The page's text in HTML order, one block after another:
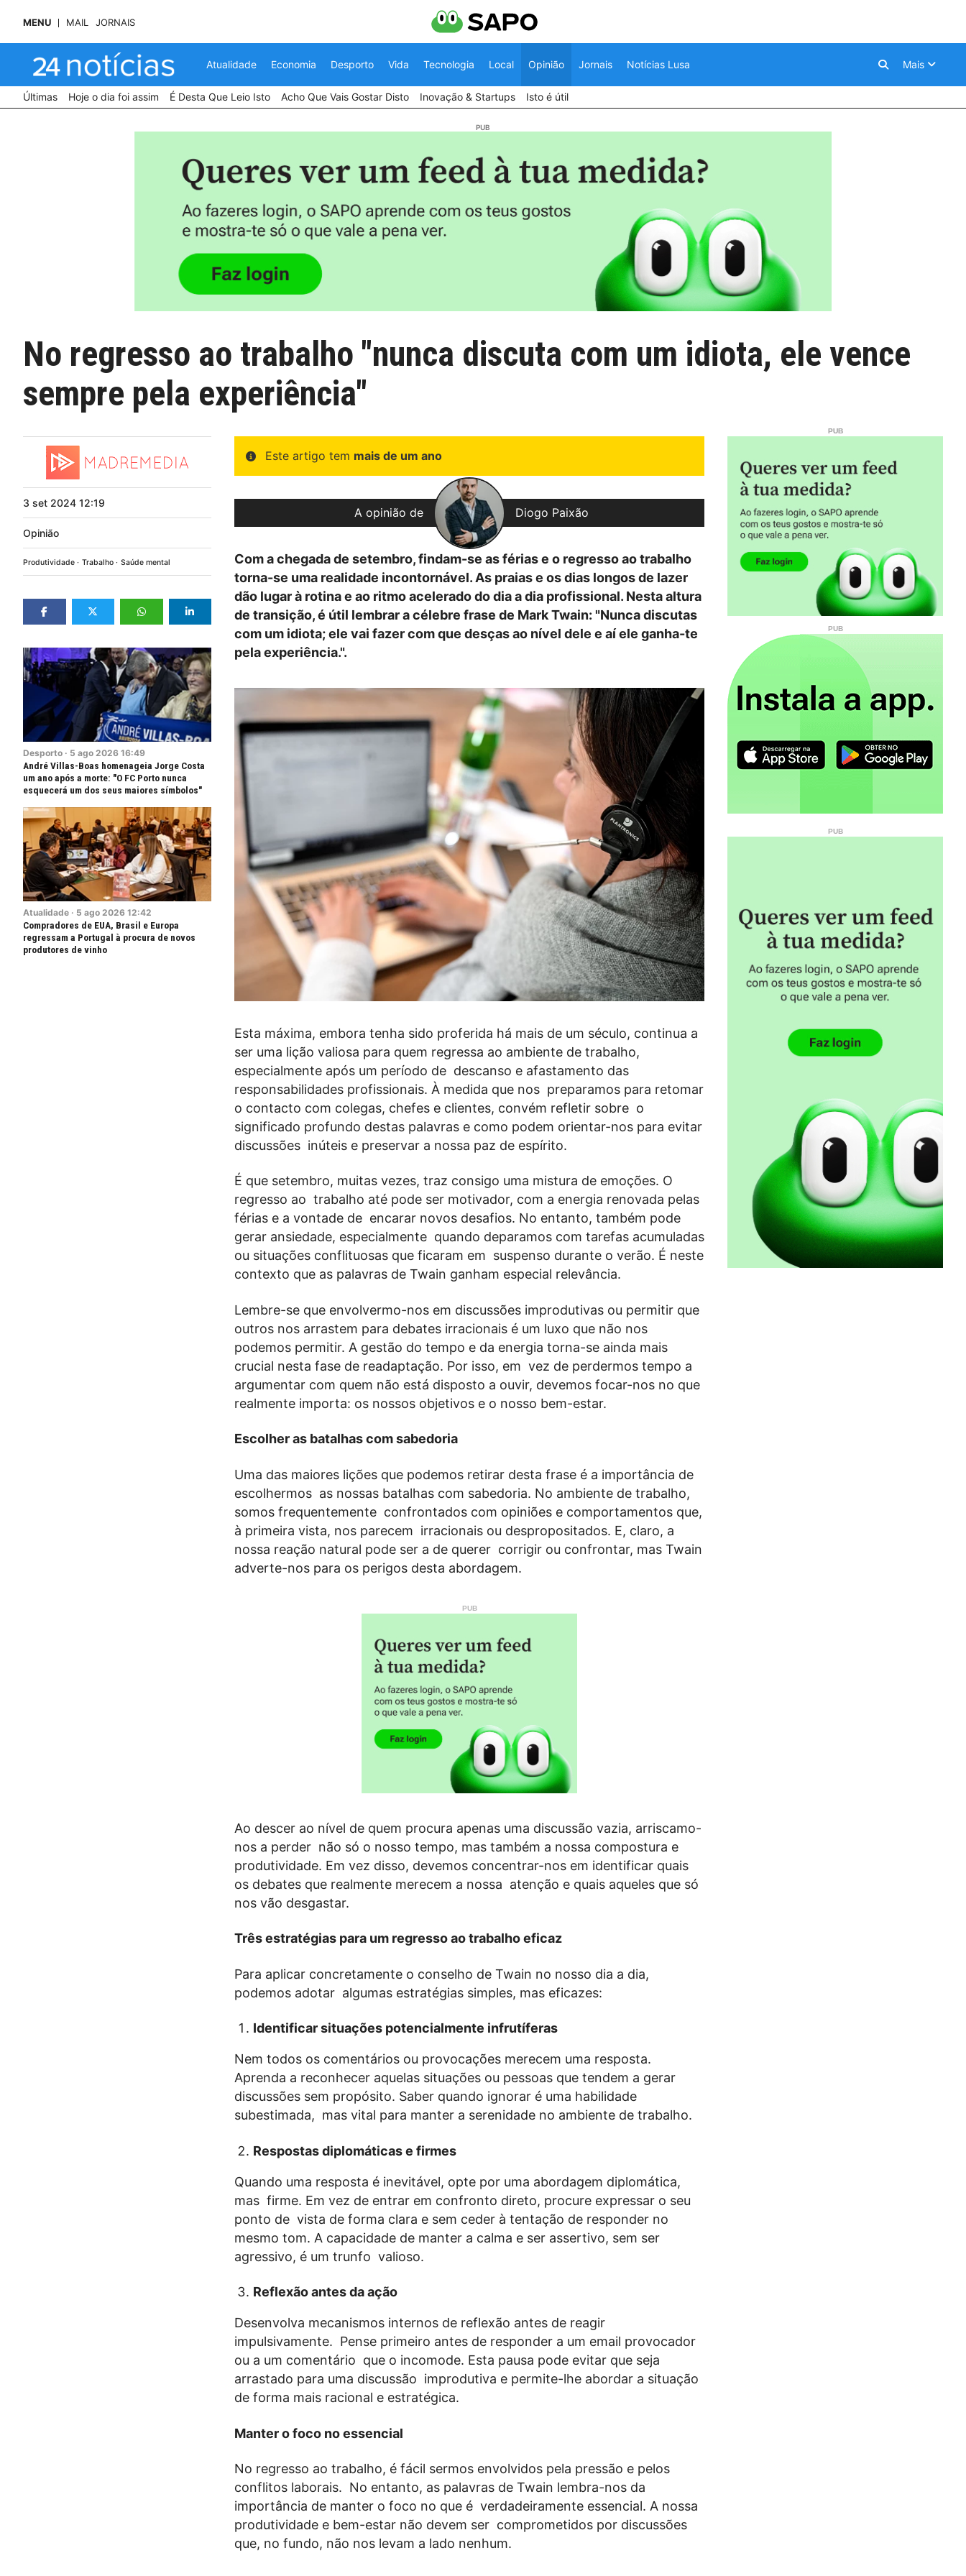
MENU MAIL JORNAIS
Atualidade Economia Desporto Vida Tecnologia Local Opinião Jornais Notícias Lusa Mais
Últimas Hoje o dia foi assim É Desta Que Leio Isto Acho Que Vais Gostar Disto Inovação & Startups Isto é útil
No regresso ao trabalho "nunca discuta com um idiota, ele vence
sempre pela experiência"
3 set 2024 12:19
Opinião
Produtividade Trabalho Saúde mental
Desporto · 5 ago 2026 16:49
André Villas-Boas homenageia Jorge Costa
um ano após a morte: "O FC Porto nunca
esquecerá um dos seus maiores símbolos"
Atualidade · 5 ago 2026 12:42
Compradores de EUA, Brasil e Europa
regressam a Portugal à procura de novos
produtores de vinho
Este artigo tem mais de um ano
A opinião de Diogo Paixão
Com a chegada de setembro, findam-se as férias e o regresso ao trabalho
torna-se uma realidade incontornável. As praias e os dias longos de lazer
dão lugar à rotina e ao ritmo acelerado do dia a dia profissional. Nesta altura
de transição, é útil lembrar a célebre frase de Mark Twain: "Nunca discutas
com um idiota; ele vai fazer com que desças ao nível dele e aí ele ganha-te
pela experiência.".
Esta máxima, embora tenha sido proferida há mais de um século, continua a
ser uma lição valiosa para quem regressa ao ambiente de trabalho,
especialmente após um período de descanso e afastamento das
responsabilidades profissionais. À medida que nos preparamos para retomar
o contacto com colegas, chefes e clientes, convém refletir sobre o
significado profundo destas palavras e como podem orientar-nos para evitar
discussões inúteis e preservar a nossa paz de espírito.
É que setembro, muitas vezes, traz consigo uma mistura de emoções. O
regresso ao trabalho até pode ser motivador, com a energia renovada pelas
férias e a vontade de encarar novos desafios. No entanto, também pode
gerar ansiedade, especialmente quando deparamos com tarefas acumuladas
ou situações conflituosas que ficaram em suspenso durante o verão. É neste
contexto que as palavras de Twain ganham especial relevância.
Lembre-se que envolvermo-nos em discussões improdutivas ou permitir que
outros nos arrastem para debates irracionais é um luxo que não nos
podemos permitir. A gestão do tempo e da energia torna-se ainda mais
crucial nesta fase de readaptação. Por isso, em vez de perdermos tempo a
argumentar com quem não está disposto a ouvir, devemos focar-nos no que
realmente importa: os nossos objetivos e o nosso bem-estar.
Escolher as batalhas com sabedoria
Uma das maiores lições que podemos retirar desta frase é a importância de
escolhermos as nossas batalhas com sabedoria. No ambiente de trabalho,
somos frequentemente confrontados com opiniões e comportamentos que,
à primeira vista, nos parecem irracionais ou despropositados. E, claro, a
nossa reação natural pode ser a de querer corrigir ou confrontar, mas Twain
adverte-nos para os perigos desta abordagem.
Ao descer ao nível de quem procura apenas uma discussão vazia, arriscamo-
nos a perder não só o nosso tempo, mas também a nossa compostura e
produtividade. Em vez disso, devemos concentrar-nos em identificar quais
os debates que realmente merecem a nossa atenção e quais aqueles que só
nos vão desgastar.
Três estratégias para um regresso ao trabalho eficaz
Para aplicar concretamente o conselho de Twain no nosso dia a dia,
podemos adotar algumas estratégias simples, mas eficazes:
Identificar situações potencialmente infrutíferas
Nem todos os comentários ou provocações merecem uma resposta.
Aprenda a reconhecer aquelas situações ou pessoas que tendem a gerar
discussões sem propósito. Saber quando ignorar é uma habilidade
subestimada, mas vital para manter a serenidade no ambiente de trabalho.
Respostas diplomáticas e firmes
Quando uma resposta é inevitável, opte por uma abordagem diplomática,
mas firme. Em vez de entrar em confronto direto, procure expressar o seu
ponto de vista de forma clara e sem ceder à tentação de responder no
mesmo tom. A capacidade de manter a calma e ser assertivo, sem ser
agressivo, é um trunfo valioso.
Reflexão antes da ação
Desenvolva mecanismos internos de reflexão antes de reagir
impulsivamente. Pense primeiro antes de responder a um email provocador
ou a um comentário que o incomode. Esta pausa pode evitar que seja
arrastado para uma discussão improdutiva e permite-lhe abordar a situação
de forma mais racional e estratégica.
Manter o foco no essencial
No regresso ao trabalho, é fácil sermos envolvidos pela pressão e pelos
conflitos laborais. No entanto, as palavras de Twain lembra-nos da
importância de manter o foco no que é verdadeiramente essencial. A nossa
produtividade e bem-estar não devem ser comprometidos por discussões
que, no fundo, não nos levam a lado nenhum.